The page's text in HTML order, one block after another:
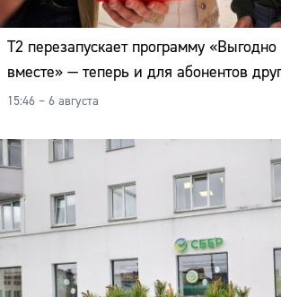
Т2 перезапускает программу «Выгодно
вместе» — теперь и для абонентов
15:46 – 6 августа